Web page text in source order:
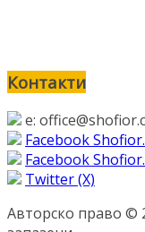
Контакти
e:
Facebook
Facebook
Twitter (Х)
Авторско право ©